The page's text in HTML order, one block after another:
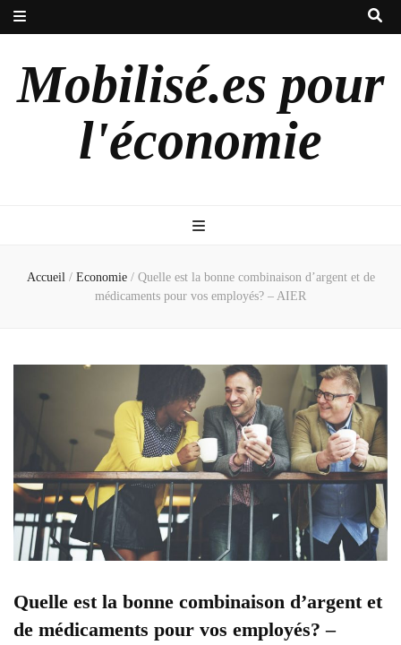
Mobilisé.es pour
l'économie
Accueil / Economie / Quelle est la bonne combinaison d’argent et de
médicaments pour vos employés? – AIER
Quelle est la bonne combinaison d’argent et
de médicaments pour vos employés? –